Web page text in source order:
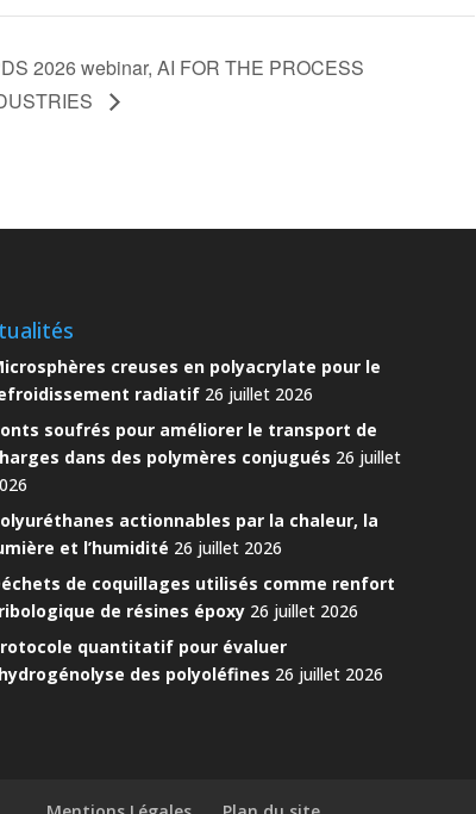
2026 webinar, AI FOR THE PROCESS
creuses en polyacrylate pour le
radiatif 26 juillet 2026
soufrés pour améliorer le transport de
dans des polymères conjugués 26 juillet
actionnables par la chaleur, la
et l’humidité 26 juillet 2026
de coquillages utilisés comme renfort
de résines époxy 26 juillet 2026
quantitatif pour évaluer
des polyoléfines 26 juillet 2026